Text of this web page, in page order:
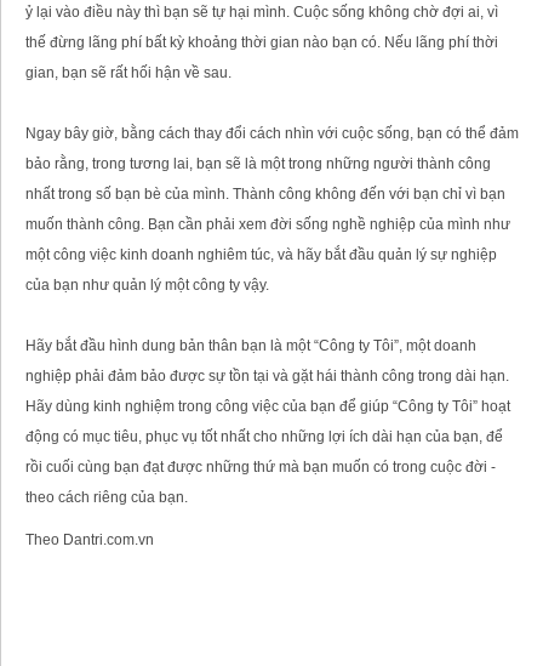
ỷ lại vào điều này thì bạn sẽ tự hại mình. Cuộc sống không chờ đợi ai, vì
thế đừng lãng phí bất kỳ khoảng thời gian nào bạn có. Nếu lãng phí thời
gian, bạn sẽ rất hối hận về sau.
Ngay bây giờ, bằng cách thay đổi cách nhìn với cuộc sống, bạn có thể đảm
bảo rằng, trong tương lai, bạn sẽ là một trong những người thành công
nhất trong số bạn bè của mình. Thành công không đến với bạn chỉ vì bạn
muốn thành công. Bạn cần phải xem đời sống nghề nghiệp của mình như
một công việc kinh doanh nghiêm túc, và hãy bắt đầu quản lý sự nghiệp
của bạn như quản lý một công ty vậy.
Hãy bắt đầu hình dung bản thân bạn là một “Công ty Tôi”, một doanh
nghiệp phải đảm bảo được sự tồn tại và gặt hái thành công trong dài hạn.
Hãy dùng kinh nghiệm trong công việc của bạn để giúp “Công ty Tôi” hoạt
động có mục tiêu, phục vụ tốt nhất cho những lợi ích dài hạn của bạn, để
rồi cuối cùng bạn đạt được những thứ mà bạn muốn có trong cuộc đời -
theo cách riêng của bạn.
Theo Dantri.com.vn